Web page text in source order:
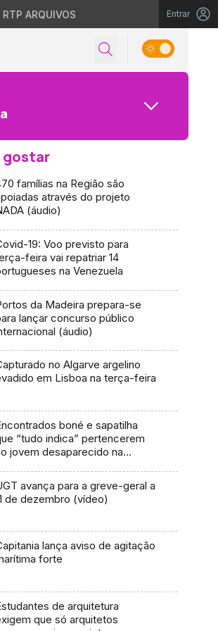
RTP ARQUIVOS Entrar
gostar
famílias na Região são
através do projeto
(áudio)
19: Voo previsto para
feira vai repatriar 14
na Venezuela
da Madeira prepara-se
lançar concurso público
(áudio)
no Algarve argelino
em Lisboa na terça-feira
boné e sapatilha
“tudo indica” pertencerem
jovem desaparecido na
avança para a greve-geral a
de dezembro (vídeo)
lança aviso de agitação
forte
de arquitetura
que só arquitetos